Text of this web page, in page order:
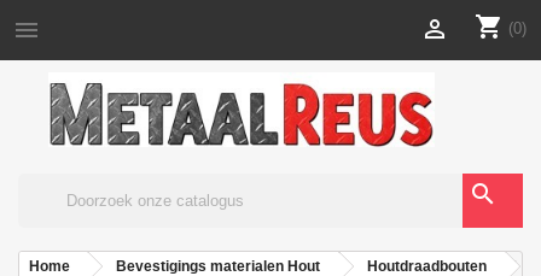
 shopping_cart (0)

search
Home Bevestigings materialen Hout
Houtdraadbouten